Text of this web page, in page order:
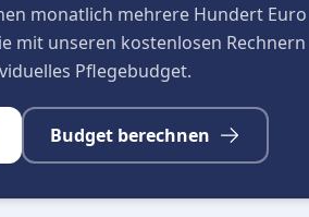
monatlich mehrere Hundert Euro
mit unseren kostenlosen Rechnern
Pflegebudget.
Budget berechnen